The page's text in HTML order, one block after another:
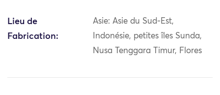
Lieu de
Fabrication:
Asie: Asie du Sud-Est,
Indonésie, petites îles Sunda,
Nusa Tenggara Timur, Flores